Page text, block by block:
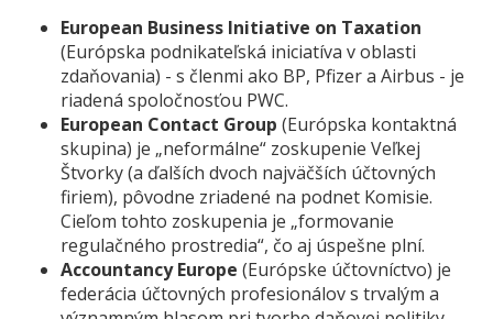
European Business Initiative on Taxation
(Európska podnikateľská iniciatíva v oblasti
zdaňovania) - s členmi ako BP, Pfizer a Airbus - je
riadená spoločnosťou PWC.
European Contact Group (Európska kontaktná
skupina) je „neformálne“ zoskupenie Veľkej
Štvorky (a ďalších dvoch najväčších účtovných
firiem), pôvodne zriadené na podnet Komisie.
Cieľom tohto zoskupenia je „formovanie
regulačného prostredia“, čo aj úspešne plní.
Accountancy Europe (Európske účtovníctvo) je
federácia účtovných profesionálov s trvalým a